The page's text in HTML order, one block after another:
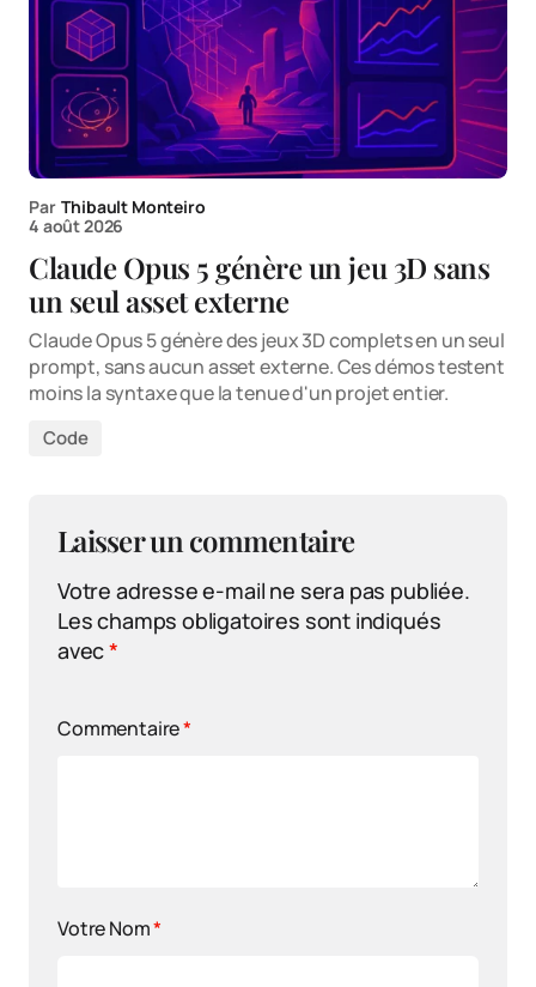
Par Thibault Monteiro
4 août 2026
Claude Opus 5 génère un jeu 3D sans
un seul asset externe
Claude Opus 5 génère des jeux 3D complets en un seul
prompt, sans aucun asset externe. Ces démos testent
moins la syntaxe que la tenue d'un projet entier.
Code
Laisser un commentaire
Votre adresse e-mail ne sera pas publiée.
Les champs obligatoires sont indiqués
avec*
Commentaire*
Votre Nom*